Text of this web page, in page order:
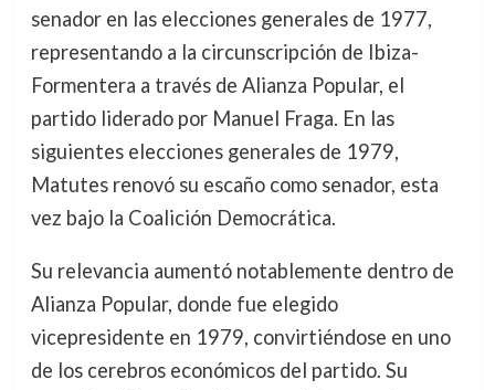
senador en las elecciones generales de 1977,
representando a la circunscripción de Ibiza-
Formentera a través de Alianza Popular, el
partido liderado por Manuel Fraga. En las
siguientes elecciones generales de 1979,
Matutes renovó su escaño como senador, esta
vez bajo la Coalición Democrática.
Su relevancia aumentó notablemente dentro de
Alianza Popular, donde fue elegido
vicepresidente en 1979, convirtiéndose en uno
de los cerebros económicos del partido. Su